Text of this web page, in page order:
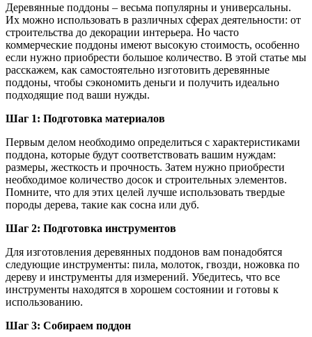
Деревянные поддоны – весьма популярны и универсальны.
Их можно использовать в различных сферах деятельности: от
строительства до декорации интерьера. Но часто
коммерческие поддоны имеют высокую стоимость, особенно
если нужно приобрести большое количество. В этой статье мы
расскажем, как самостоятельно изготовить деревянные
поддоны, чтобы сэкономить деньги и получить идеально
подходящие под ваши нужды.
Шаг 1: Подготовка материалов
Первым делом необходимо определиться с характеристиками
поддона, которые будут соответствовать вашим нуждам:
размеры, жесткость и прочность. Затем нужно приобрести
необходимое количество досок и строительных элементов.
Помните, что для этих целей лучше использовать твердые
породы дерева, такие как сосна или дуб.
Шаг 2: Подготовка инструментов
Для изготовления деревянных поддонов вам понадобятся
следующие инструменты: пила, молоток, гвозди, ножовка по
дереву и инструменты для измерений. Убедитесь, что все
инструменты находятся в хорошем состоянии и готовы к
использованию.
Шаг 3: Собираем поддон